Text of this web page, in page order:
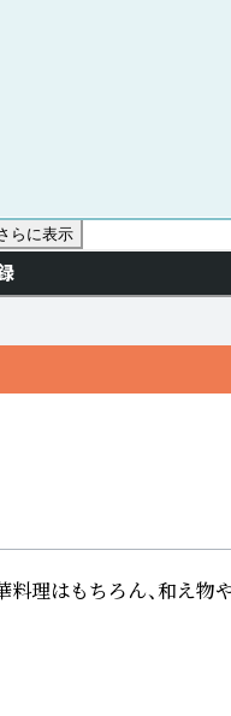
らに表示
はもちろん、和え